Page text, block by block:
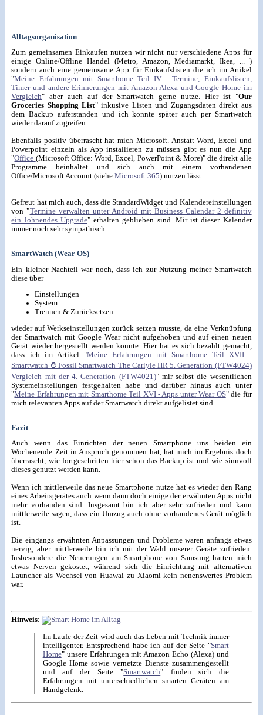
Alltagsorganisation
Zum gemeinsamen Einkaufen nutzen wir nicht nur verschiedene Apps für
einige Online/Offline Handel (Metro, Amazon, Mediamarkt, Ikea, ... )
sondern auch eine gemeinsame App für Einkaufslisten die ich im Artikel
"Meine Erfahrungen mit Smarthome Teil IV - Termine, Einkaufslisten,
Timer und andere Erinnerungen mit Amazon Alexa und Google Home im
Vergleich" aber auch auf der Smartwatch gerne nutze. Hier ist "Our
Groceries Shopping List" inkusive Listen und Zugangsdaten direkt aus
dem Backup auferstanden und ich konnte später auch per Smartwatch
wieder darauf zugreifen.
Ebenfalls positiv überrascht hat mich Microsoft. Anstatt Word, Excel und
Powerpoint einzeln als App installieren zu müssen gibt es nun die App
"Office (Microsoft Office: Word, Excel, PowerPoint & More)" die direkt alle
Programme beinhaltet und sich auch mit einem vorhandenen
Office/Microsoft Account (sieheMicrosoft 365) nutzen lässt.
Gefreut hat mich auch, dass die StandardWidget und Kalendereinstellungen
von "Termine verwalten unter Android mit Business Calendar 2 definitiv
ein lohnendes Upgrade" erhalten geblieben sind. Mir ist dieser Kalender
immer noch sehr sympathisch.
SmartWatch (Wear OS)
Ein kleiner Nachteil war noch, dass ich zur Nutzung meiner Smartwatch
diese über
Einstellungen
System
Trennen & Zurücksetzen
wieder auf Werkseinstellungen zurück setzen musste, da eine Verknüpfung
der Smartwatch mit Google Wear nicht aufgehoben und auf einen neuen
Gerät wieder hergestellt werden konnte. Hier hat es sich bezahlt gemacht,
dass ich im Artikel "Meine Erfahrungen mit Smarthome Teil XVII -
Smartwatch ⌚ Fossil Smartwatch The Carlyle HR 5. Generation (FTW4024)
Vergleich mit der 4. Generation (FTW4021)" mir selbst die wesentlichen
Systemeinstellungen festgehalten habe und darüber hinaus auch unter
"Meine Erfahrungen mit Smarthome Teil XVI - Apps unter Wear OS" die für
mich relevanten Apps auf der Smartwatch direkt aufgelistet sind.
Fazit
Auch wenn das Einrichten der neuen Smartphone uns beiden ein
Wochenende Zeit in Anspruch genommen hat, hat mich im Ergebnis doch
überrascht, wie fortgeschritten hier schon das Backup ist und wie sinnvoll
dieses genutzt werden kann.
Wenn ich mittlerweile das neue Smartphone nutze hat es wieder den Rang
eines Arbeitsgerätes auch wenn dann doch einige der erwähnten Apps nicht
mehr vorhanden sind. Insgesamt bin ich aber sehr zufrieden und kann
mittlerweile sagen, dass ein Umzug auch ohne vorhandenes Gerät möglich
ist.
Die eingangs erwähnten Anpassungen und Probleme waren anfangs etwas
nervig, aber mittlerweile bin ich mit der Wahl unserer Geräte zufrieden.
Insbesondere die Neuerungen am Smartphone von Samsung hatten mich
etwas Nerven gekostet, während sich die Einrichtung mit alternativen
Launcher als Wechsel von Huawai zu Xiaomi kein nenenswertes Problem
war.
Hinweis:
Im Laufe der Zeit wird auch das Leben mit Technik immer
intelligenter. Entsprechend habe ich auf der Seite "Smart
Home" unsere Erfahrungen mit Amazon Echo (Alexa) und
Google Home sowie vernetzte Dienste zusammengestellt
und auf der Seite "Smartwatch" finden sich die
Erfahrungen mit unterschiedlichen smarten Geräten am
Handgelenk.